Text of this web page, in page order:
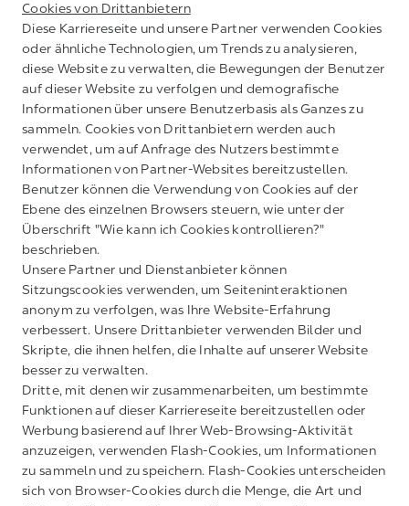
Cookies von Drittanbietern
Diese Karriereseite und unsere Partner verwenden Cookies
oder ähnliche Technologien, um Trends zu analysieren,
diese Website zu verwalten, die Bewegungen der Benutzer
auf dieser Website zu verfolgen und demografische
Informationen über unsere Benutzerbasis als Ganzes zu
sammeln. Cookies von Drittanbietern werden auch
verwendet, um auf Anfrage des Nutzers bestimmte
Informationen von Partner-Websites bereitzustellen.
Benutzer können die Verwendung von Cookies auf der
Ebene des einzelnen Browsers steuern, wie unter der
Überschrift "Wie kann ich Cookies kontrollieren?"
beschrieben.
Unsere Partner und Dienstanbieter können
Sitzungscookies verwenden, um Seiteninteraktionen
anonym zu verfolgen, was Ihre Website-Erfahrung
verbessert. Unsere Drittanbieter verwenden Bilder und
Skripte, die ihnen helfen, die Inhalte auf unserer Website
besser zu verwalten.
Dritte, mit denen wir zusammenarbeiten, um bestimmte
Funktionen auf dieser Karriereseite bereitzustellen oder
Werbung basierend auf Ihrer Web-Browsing-Aktivität
anzuzeigen, verwenden Flash-Cookies, um Informationen
zu sammeln und zu speichern. Flash-Cookies unterscheiden
sich von Browser-Cookies durch die Menge, die Art und